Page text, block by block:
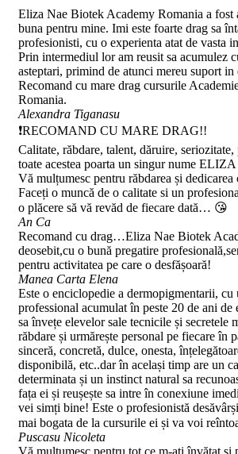
Eliza Nae Biotek Academy Romania a fost
buna pentru mine. Imi este foarte drag sa
profesionisti, cu o experienta atat de vasta
Prin intermediul lor am reusit sa acumulez
asteptari, primind de atunci mereu suport in
Recomand cu mare drag cursurile
Romania.
Alexandra Tiganasu
❗RECOMAND CU MARE DRAG!!
Calitate, răbdare, talent, dăruire,
toate acestea poarta un singur nume
Vă mulțumesc pentru răbdarea și dedicarea
Faceți o muncă de o calitate si un
o plăcere să vă revăd de fiecare dată… 😘
An Ca
Recomand cu drag…Eliza Nae Biotek
deosebit,cu o bună pregatire
pentru activitatea pe care o desfășoară!
Manea Carta Elena
Este o enciclopedie a dermopigmentarii, cu
professional acumulat în peste 20 de ani de
sa învețe elevelor sale tecnicile și secretele
răbdare și urmărește personal pe fiecare în
sinceră, concretă, dulce, onesta,
disponibilă, etc..dar în același timp are un
determinata și un instinct natural sa
fața ei și reușește sa intre în conexiune
vei simți bine! Este o profesionistă
mai bogata de la cursurile ei și va voi
Puscasu Nicoleta